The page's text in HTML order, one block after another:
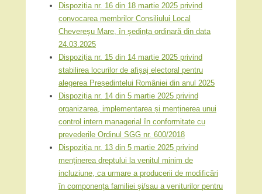
Dispoziția nr. 16 din 18 martie 2025 privind
convocarea membrilor Consiliului Local
Chevereșu Mare, în ședința ordinară din data
24.03.2025
Dispoziția nr. 15 din 14 martie 2025 privind
stabilirea locurilor de afișaj electoral pentru
alegerea Președintelui României din anul 2025
Dispoziția nr. 14 din 5 martie 2025 privind
organizarea, implementarea și menținerea unui
control intern managerial în conformitate cu
prevederile Ordinul SGG nr. 600/2018
Dispoziția nr. 13 din 5 martie 2025 privind
menținerea dreptului la venitul minim de
incluziune, ca urmare a producerii de modificări
în componenţa familiei şi/sau a veniturilor pentru